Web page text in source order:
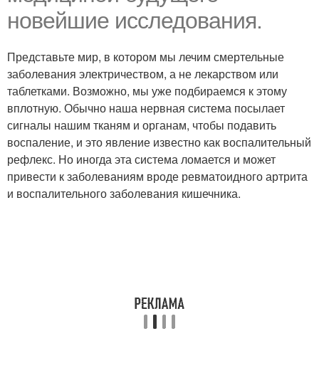
новейшие исследования.
Представьте мир, в котором мы лечим смертельные
заболевания электричеством, а не лекарством или
таблетками. Возможно, мы уже подбираемся к этому
вплотную. Обычно наша нервная система посылает
сигналы нашим тканям и органам, чтобы подавить
воспаление, и это явление известно как воспалительный
рефлекс. Но иногда эта система ломается и может
привести к заболеваниям вроде ревматоидного артрита
и воспалительного заболевания кишечника.